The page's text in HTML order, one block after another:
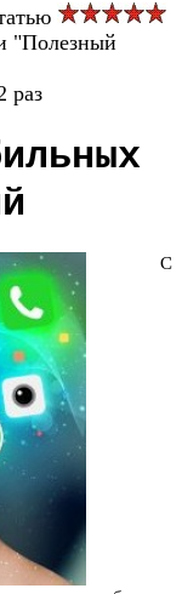
"Полезный
раз
С